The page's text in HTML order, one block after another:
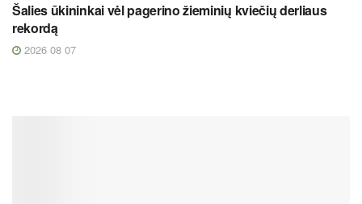
Šalies ūkininkai vėl pagerino žieminių kviečių derliaus
rekordą
2026 08 07